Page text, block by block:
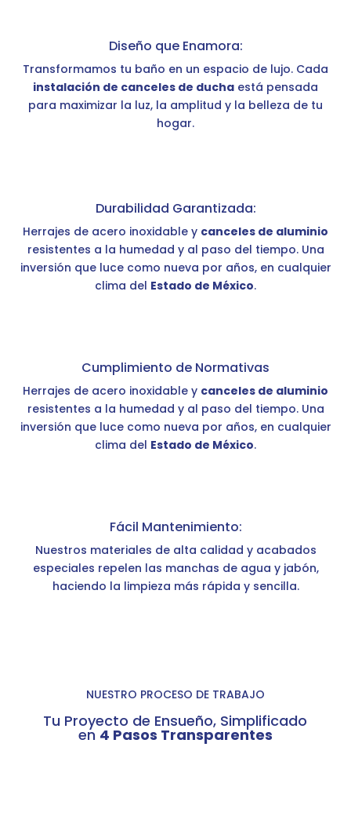
Diseño que Enamora:
Transformamos tu baño en un espacio de lujo. Cada
instalación de canceles de ducha está pensada
para maximizar la luz, la amplitud y la belleza de tu
hogar.
Durabilidad Garantizada:
Herrajes de acero inoxidable y canceles de aluminio
resistentes a la humedad y al paso del tiempo. Una
inversión que luce como nueva por años, en cualquier
clima del Estado de México.
Cumplimiento de Normativas
Herrajes de acero inoxidable y canceles de aluminio
resistentes a la humedad y al paso del tiempo. Una
inversión que luce como nueva por años, en cualquier
clima del Estado de México.
Fácil Mantenimiento:
Nuestros materiales de alta calidad y acabados
especiales repelen las manchas de agua y jabón,
haciendo la limpieza más rápida y sencilla.
NUESTRO PROCESO DE TRABAJO
Tu Proyecto de Ensueño, Simplificado
en 4 Pasos Transparentes